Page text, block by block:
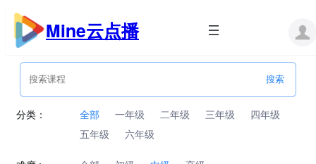
跳
内
Mine云点播
分类： 全部 一年级 二年级 三年级
四年级
五年级
六年级